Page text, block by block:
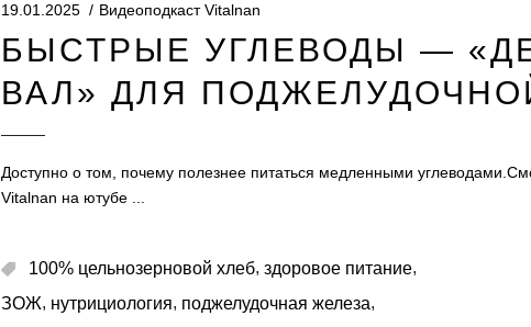
19.01.2025 Видеоподкаст Vitalnan
БЫСТРЫЕ УГЛЕВОДЫ —
ВАЛ» ДЛЯ
Доступно о том, почему полезнее питаться медленными
Vitalnan на ютубе
100% цельнозерновой хлеб, здоровое питание,
ЗОЖ, нутрициология, поджелудочная железа,